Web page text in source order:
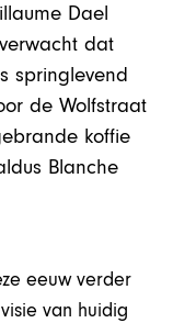
Dael
dat
springlevend
de Wolfstraat
koffie
Blanche
eeuw verder
van huidig